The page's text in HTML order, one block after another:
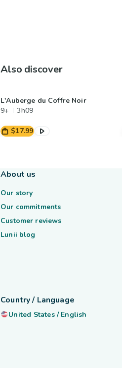
Also discover
L'Auberge du Coffre Noir
9+
3h09
$17.99
About us
Our story
Our commitments
Customer reviews
Lunii blog
Country / Language
United States/ English